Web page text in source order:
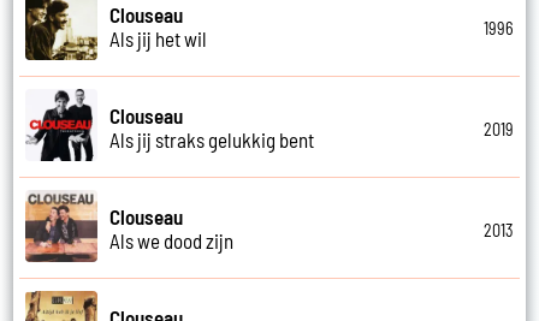
Clouseau
Als jij het wil
1996
Clouseau
Als jij straks gelukkig bent
2019
Clouseau
Als we dood zijn
2013